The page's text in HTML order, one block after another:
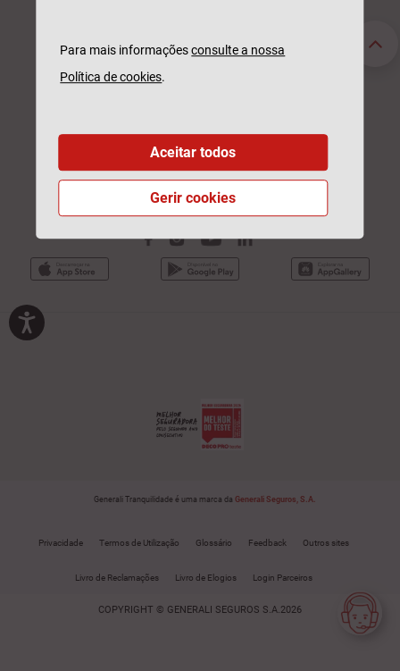
Automóvel
Habitação
Acidentes de Trabalho
Participar Sinistro
211 520 310
Dias úteis | 09h às 19h
Custo de chamada para a rede fixa nacional
Generali Tranquilidade é uma marca da Generali Seguros, S.A.
Privacidade Termos de Utilização Glossário Feedback Outros sites
Livro de Reclamações Livro de Elogios Login Parceiros
COPYRIGHT © GENERALI SEGUROS S.A.2026
Para mais informaçõesconsulte a nossa
Política de cookies.
Gerir cookies
Aceitar todos